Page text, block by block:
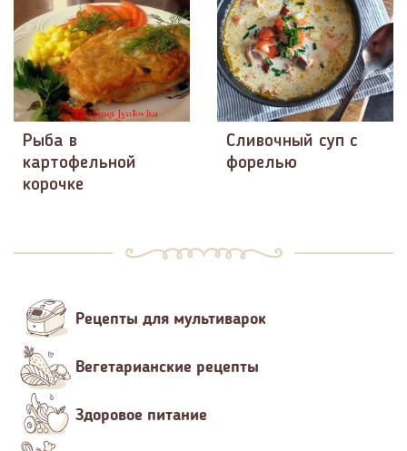
Рыба в
картофельной
корочке
Сливочный суп с
форелью
Рецепты для мультиварок
Вегетарианские рецепты
Здоровое питание